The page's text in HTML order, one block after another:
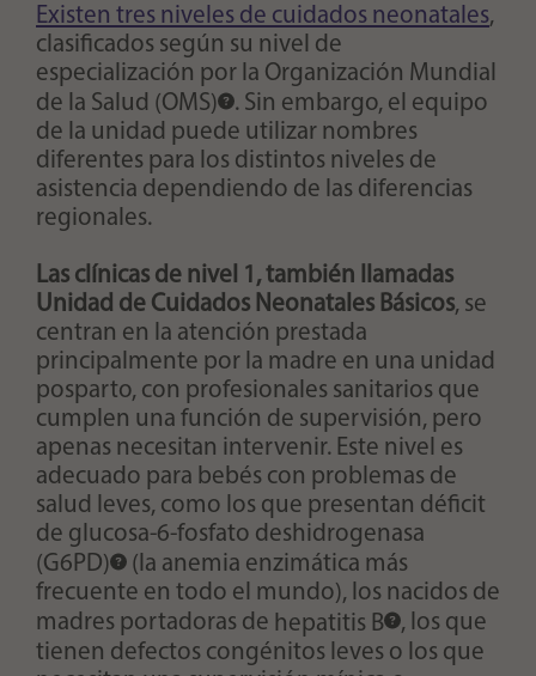
Existen tres niveles de cuidados neonatales,
clasificados según su nivel de
especialización por la Organización Mundial
de la Salud (OMS)
. Sin embargo, el equipo
de la unidad puede utilizar nombres
diferentes para los distintos niveles de
asistencia dependiendo de las diferencias
regionales.
Las clínicas de nivel 1, también llamadas
Unidad de Cuidados Neonatales Básicos, se
centran en la atención prestada
principalmente por la madre en una unidad
posparto, con profesionales sanitarios que
cumplen una función de supervisión, pero
apenas necesitan intervenir. Este nivel es
adecuado para bebés con problemas de
salud leves, como los que presentan déficit
de glucosa-6-fosfato deshidrogenasa
(G6PD)
(la anemia enzimática más
frecuente en todo el mundo), los nacidos de
madres portadoras de hepatitis B
, los que
tienen defectos congénitos leves o los que